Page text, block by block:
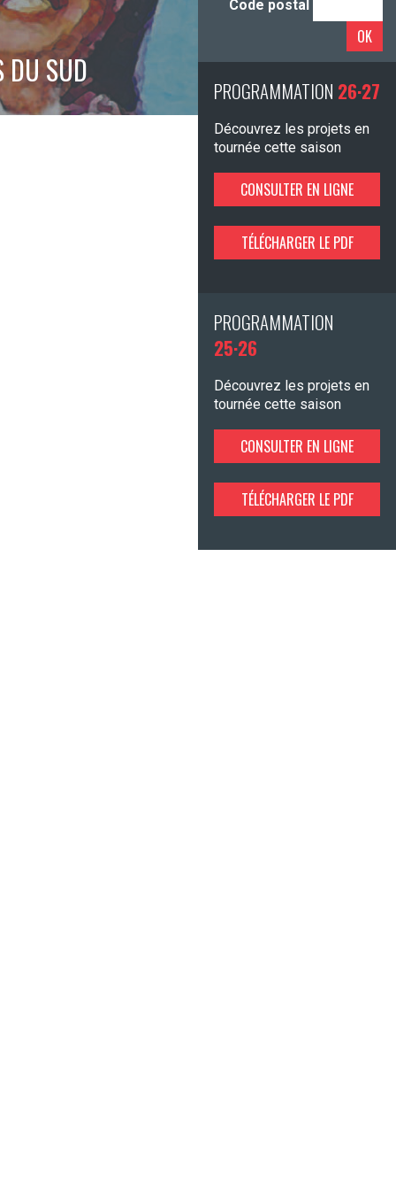
DU SUD
Code postal
OK
PROGRAMMATION 26·27
Découvrez les projets en
tournée cette saison
CONSULTER EN LIGNE
TÉLÉCHARGER LE PDF
PROGRAMMATION
25·26
Découvrez les projets en
tournée cette saison
CONSULTER EN LIGNE
TÉLÉCHARGER LE PDF